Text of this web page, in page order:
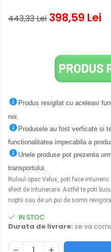
443,33 Lei 398,59 Lei
Produs resigilat cu aceleasi
noi.
Produsele au fost verficate si
functionalitatea impecabila a
Unele produse pot prezenta
transportului.
Ruloul opac Velux, poti face
efect de intunecare. Astfel te poti
noptii sau de un pui de somn
IN STOC
Durata de livrare: se va